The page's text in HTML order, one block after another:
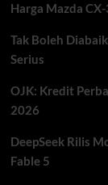
Harga Mazda
Tak Boleh
Serius
OJK: Kredit
2026
DeepSeek Rilis
Fable 5